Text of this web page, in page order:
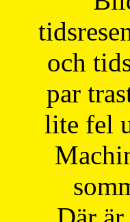
och
par
lite fel